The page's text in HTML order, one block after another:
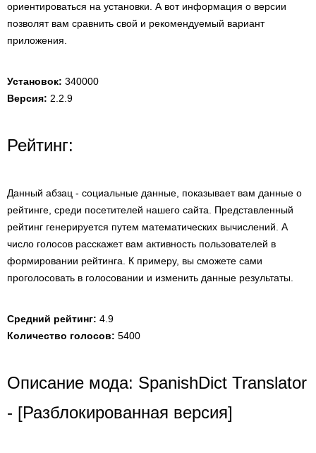
ориентироваться на установки. А вот информация о версии
позволят вам сравнить свой и рекомендуемый вариант
приложения.
Установок: 340000
Версия: 2.2.9
Рейтинг:
Данный абзац - социальные данные, показывает вам данные о
рейтинге, среди посетителей нашего сайта. Представленный
рейтинг генерируется путем математических вычислений. А
число голосов расскажет вам активность пользователей в
формировании рейтинга. К примеру, вы сможете сами
проголосовать в голосовании и изменить данные результаты.
Средний рейтинг: 4.9
Количество голосов: 5400
Описание мода: SpanishDict Translator
- [Разблокированная версия]